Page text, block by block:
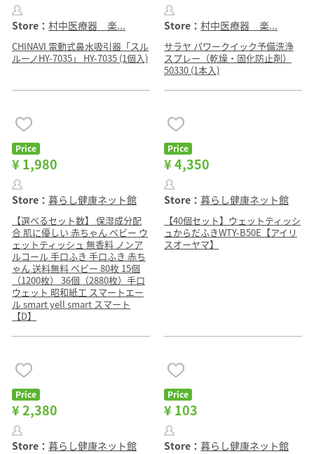
Store： 村中医療器 楽...
CHINAVI 電動式鼻水吸引器「スル
ルーノHY-7035」 HY-7035 (1個入)
Store： 村中医療器 楽...
サラヤ パワークイック予備洗浄
スプレー（乾燥・固化防止剤）
50330 (1本入)
Price
¥ 1,980
Store： 暮らし健康ネット館
【選べるセット数】 保湿成分配
合 肌に優しい 赤ちゃん ベビー ウ
ェットティッシュ 無香料 ノンア
ルコール 手口ふき 手口ふき 赤ち
ゃん 送料無料 ベビー 80枚 15個
（1200枚） 36個（2880枚）手口
ウェット 昭和紙工 スマートエー
ル smart yell smart スマート
【D】
Price
¥ 4,350
Store： 暮らし健康ネット館
【40個セット】ウェットティッシ
ュからだふきWTY-B50E【アイリ
スオーヤマ】
Price
¥ 2,380
Store： 暮らし健康ネット館
Price
¥ 103
Store： 暮らし健康ネット館